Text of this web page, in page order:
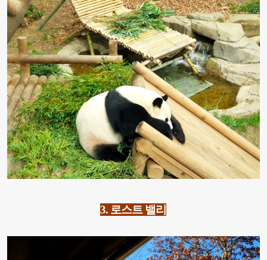
3. 로스트 밸리